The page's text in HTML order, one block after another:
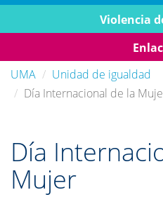
Violencia
UMA
Unidad de igualdad
Día Internacional de la
Día
Mujer